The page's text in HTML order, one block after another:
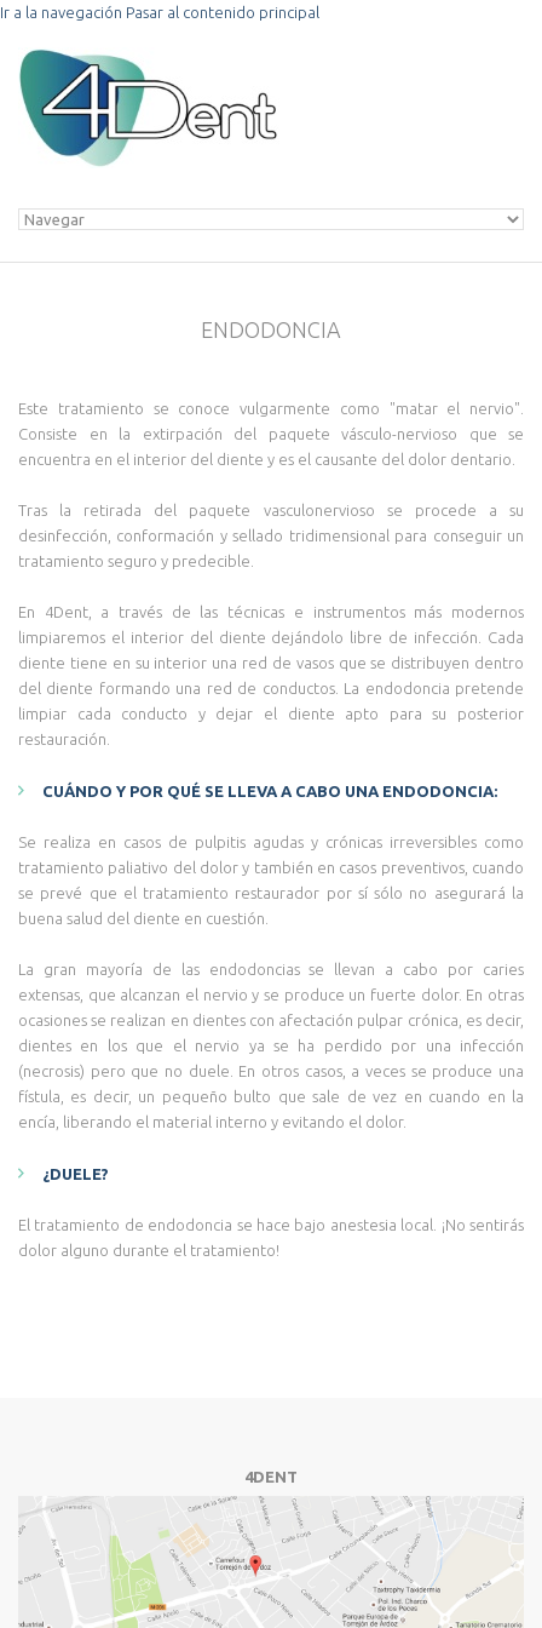
Ir a la navegación Pasar al contenido principal
ENDODONCIA
Este tratamiento se conoce vulgarmente como "matar el nervio".
Consiste en la extirpación del paquete vásculo-nervioso que se
encuentra en el interior del diente y es el causante del dolor dentario.
Tras la retirada del paquete vasculonervioso se procede a su
desinfección, conformación y sellado tridimensional para conseguir un
tratamiento seguro y predecible.
En 4Dent, a través de las técnicas e instrumentos más modernos
limpiaremos el interior del diente dejándolo libre de infección. Cada
diente tiene en su interior una red de vasos que se distribuyen dentro
del diente formando una red de conductos. La endodoncia pretende
limpiar cada conducto y dejar el diente apto para su posterior
restauración.
CUÁNDO Y POR QUÉ SE LLEVA A CABO UNA ENDODONCIA:
Se realiza en casos de pulpitis agudas y crónicas irreversibles como
tratamiento paliativo del dolor y también en casos preventivos, cuando
se prevé que el tratamiento restaurador por sí sólo no asegurará la
buena salud del diente en cuestión.
La gran mayoría de las endodoncias se llevan a cabo por caries
extensas, que alcanzan el nervio y se produce un fuerte dolor. En otras
ocasiones se realizan en dientes con afectación pulpar crónica, es decir,
dientes en los que el nervio ya se ha perdido por una infección
(necrosis) pero que no duele. En otros casos, a veces se produce una
fístula, es decir, un pequeño bulto que sale de vez en cuando en la
encía, liberando el material interno y evitando el dolor.
¿DUELE?
El tratamiento de endodoncia se hace bajo anestesia local. ¡No sentirás
dolor alguno durante el tratamiento!
4DENT